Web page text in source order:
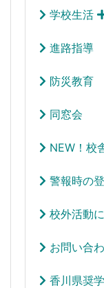
学校生活
進路指導
防災教育
同窓会
NEW！校
警報時の
校外活動
お問い合
香川県奨